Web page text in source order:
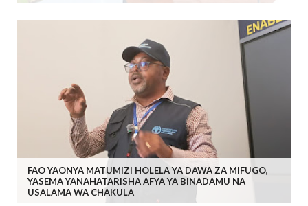
FAO YAONYA MATUMIZI HOLELA YA DAWA ZA MIFUGO,
YASEMA YANAHATARISHA AFYA YA BINADAMU NA
USALAMA WA CHAKULA